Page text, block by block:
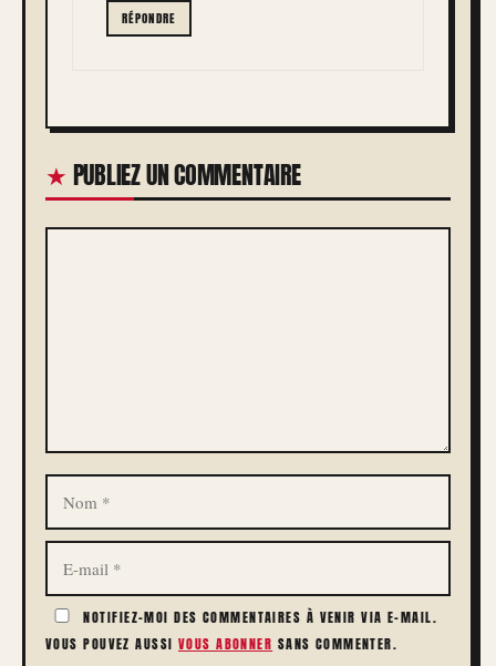
RÉPONDRE
PUBLIEZ UN COMMENTAIRE
COMMENTAIRE
NOM
E-
MAIL
NOTIFIEZ-MOI DES COMMENTAIRES À VENIR VIA E-MAIL.
VOUS POUVEZ AUSSI VOUS ABONNER SANS COMMENTER.